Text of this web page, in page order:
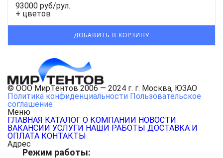
93000 руб/рул.
+ цветов
© ООО МирТентов 2006 — 2024 г. г. Москва, ЮЗАО
Политика конфиденциальности Пользовательское
соглашение
Меню
ГЛАВНАЯ КАТАЛОГ О КОМПАНИИ НОВОСТИ
ВАКАНСИИ УСЛУГИ НАШИ РАБОТЫ ДОСТАВКА И
ОПЛАТА КОНТАКТЫ
Адрес
Режим работы: